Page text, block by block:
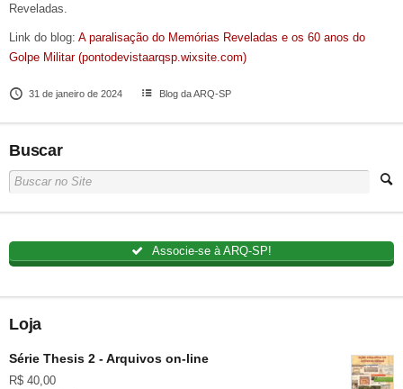
Reveladas.
Link do blog: A paralisação do Memórias Reveladas e os 60 anos do
Golpe Militar (pontodevistaarqsp.wixsite.com)
31 de janeiro de 2024 Blog da ARQ-SP
Buscar
Associe-se à ARQ-SP!
Loja
Série Thesis 2 - Arquivos on-line
R$ 40,00